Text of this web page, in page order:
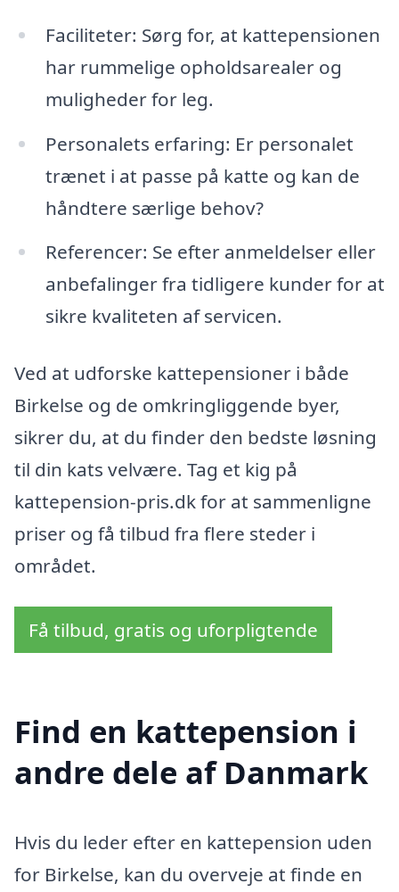
Faciliteter: Sørg for, at kattepensionen
har rummelige opholdsarealer og
muligheder for leg.
Personalets erfaring: Er personalet
trænet i at passe på katte og kan de
håndtere særlige behov?
Referencer: Se efter anmeldelser eller
anbefalinger fra tidligere kunder for at
sikre kvaliteten af servicen.
Ved at udforske kattepensioner i både
Birkelse og de omkringliggende byer,
sikrer du, at du finder den bedste løsning
til din kats velvære. Tag et kig på
kattepension-pris.dk for at sammenligne
priser og få tilbud fra flere steder i
området.
Få tilbud, gratis og uforpligtende
Find en kattepension i
andre dele af Danmark
Hvis du leder efter en kattepension uden
for Birkelse, kan du overveje at finde en